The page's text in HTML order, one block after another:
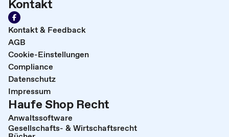
Kontakt
Kontakt & Feedback
AGB
Cookie-Einstellungen
Compliance
Datenschutz
Impressum
Haufe Shop Recht
Anwaltssoftware
Gesellschafts- & Wirtschaftsrecht